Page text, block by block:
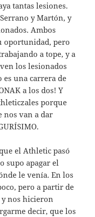
tantas lesiones.
y Martón, y
Ambos
oportunidad, pero
a tope, y a
los lesionados
es una carrera de
a los dos! Y
porque
nos van a dar
el Athletic pasó
supo apagar el
le venía. En los
pero a partir de
nos hicieron
decir, que los